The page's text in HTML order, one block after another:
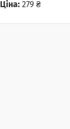
Ціна: 279 ₴